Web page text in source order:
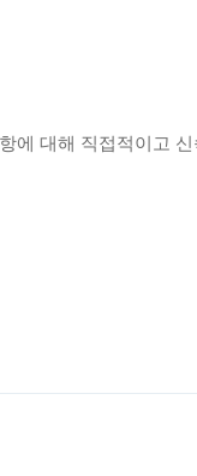
에 대해 직접적이고